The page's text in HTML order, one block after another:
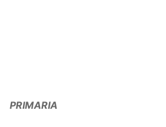
PRIMARIA